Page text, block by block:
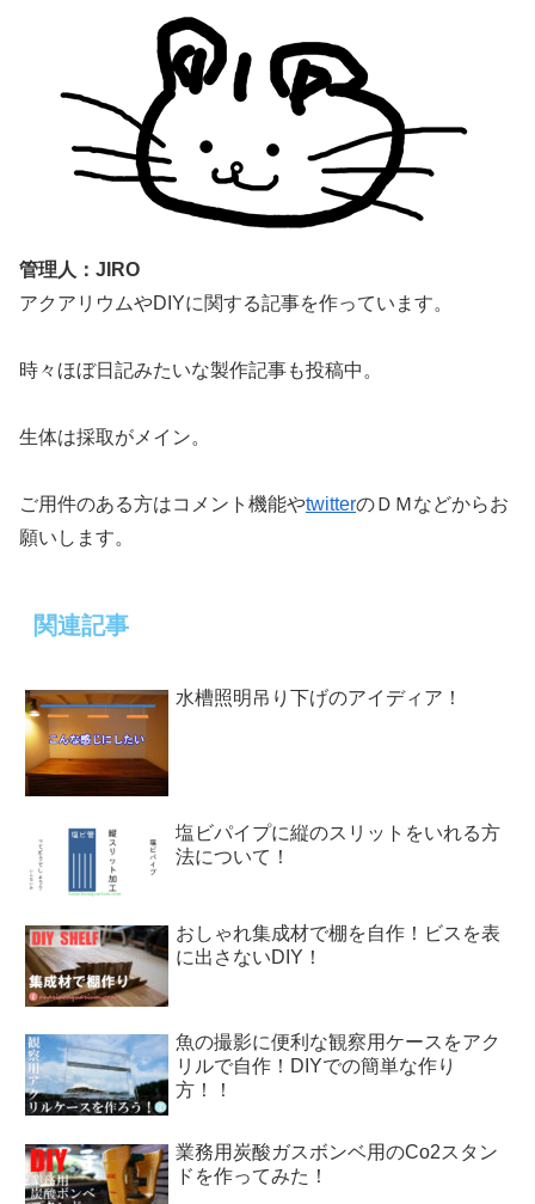
管理人：JIRO
アクアリウムやDIYに関する記事を作っています。
時々ほぼ日記みたいな製作記事も投稿中。
生体は採取がメイン。
ご用件のある方はコメント機能やtwitterのＤＭなどからお
願いします。
関連記事
水槽照明吊り下げのアイディア！
塩ビパイプに縦のスリットをいれる方
法について！
おしゃれ集成材で棚を自作！ビスを表
に出さないDIY！
魚の撮影に便利な観察用ケースをアク
リルで自作！DIYでの簡単な作り
方！！
業務用炭酸ガスボンベ用のCo2スタン
ドを作ってみた！